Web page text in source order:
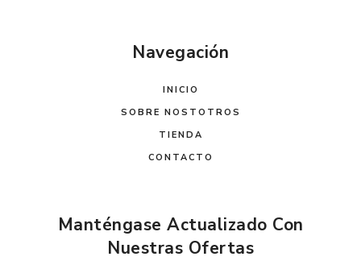
Navegación
INICIO
SOBRE NOSTOTROS
TIENDA
CONTACTO
Manténgase Actualizado Con
Nuestras Ofertas